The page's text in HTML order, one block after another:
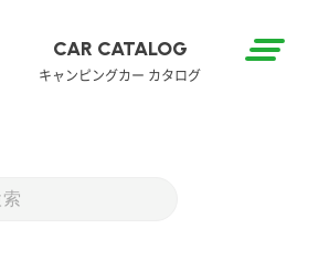
CAR CATALOG
キャンピングカー カタログ